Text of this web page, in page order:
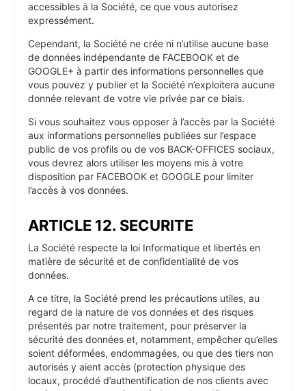
accessibles à la Société, ce que vous autorisez
expressément.
Cependant, la Société ne crée ni n’utilise aucune base
de données indépendante de FACEBOOK et de
GOOGLE+ à partir des informations personnelles que
vous pouvez y publier et la Société n’exploitera aucune
donnée relevant de votre vie privée par ce biais.
Si vous souhaitez vous opposer à l’accès par la Société
aux informations personnelles publiées sur l’espace
public de vos profils ou de vos BACK-OFFICES sociaux,
vous devrez alors utiliser les moyens mis à votre
disposition par FACEBOOK et GOOGLE pour limiter
l’accès à vos données.
ARTICLE 12. SECURITE
La Société respecte la loi Informatique et libertés en
matière de sécurité et de confidentialité de vos
données.
A ce titre, la Société prend les précautions utiles, au
regard de la nature de vos données et des risques
présentés par notre traitement, pour préserver la
sécurité des données et, notamment, empêcher qu’elles
soient déformées, endommagées, ou que des tiers non
autorisés y aient accès (protection physique des
locaux, procédé d’authentification de nos clients avec